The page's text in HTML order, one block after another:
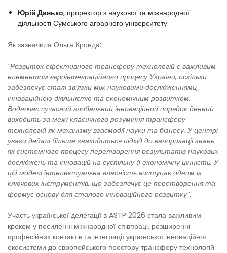
Юрій Данько, проректор з наукової та міжнародної
діяльності Сумського аграрного університету.
Як зазначила Ольга Кронда:
“Розвиток ефективного трансферу технологій є важливим
елементом євроінтеграційного процесу України, оскільки
забезпечує сталі зв’язки між науковими дослідженнями,
інноваційною діяльністю та економічним розвитком.
Водночас сучасний глобальний інноваційний порядок денний
виходить за межі класичного розуміння трансферу
технологій як механізму взаємодії науки та бізнесу. У центрі
уваги дедалі більше знаходиться підхід до валоризації знань
як системного процесу перетворення результатів наукових
досліджень та інновацій на суспільну й економічну цінність. У
цій моделі інтелектуальна власність виступає одним із
ключових інструментів, що забезпечує це перетворення та
формує основу для сталого інноваційного розвитку”.
Участь української делегації в ASTP 2026 стала важливим
кроком у посиленні міжнародної співпраці, розширенні
професійних контактів та інтеграції української інноваційної
екосистеми до європейського простору трансферу технологій.